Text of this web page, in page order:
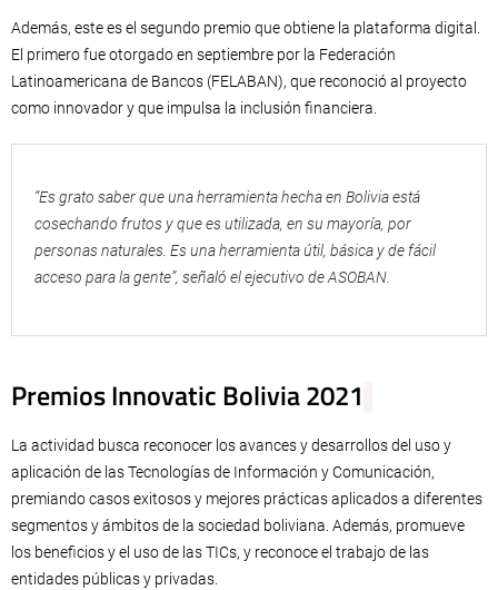
Además, este es el segundo premio que obtiene la plataforma digital.
El primero fue otorgado en septiembre por la Federación
Latinoamericana de Bancos (FELABAN), que reconoció al proyecto
como innovador y que impulsa la inclusión financiera.
“Es grato saber que una herramienta hecha en Bolivia está
cosechando frutos y que es utilizada, en su mayoría, por
personas naturales. Es una herramienta útil, básica y de fácil
acceso para la gente”, señaló el ejecutivo de ASOBAN.
Premios Innovatic Bolivia 2021
La actividad busca reconocer los avances y desarrollos del uso y
aplicación de las Tecnologías de Información y Comunicación,
premiando casos exitosos y mejores prácticas aplicados a diferentes
segmentos y ámbitos de la sociedad boliviana. Además, promueve
los beneficios y el uso de las TICs, y reconoce el trabajo de las
entidades públicas y privadas.